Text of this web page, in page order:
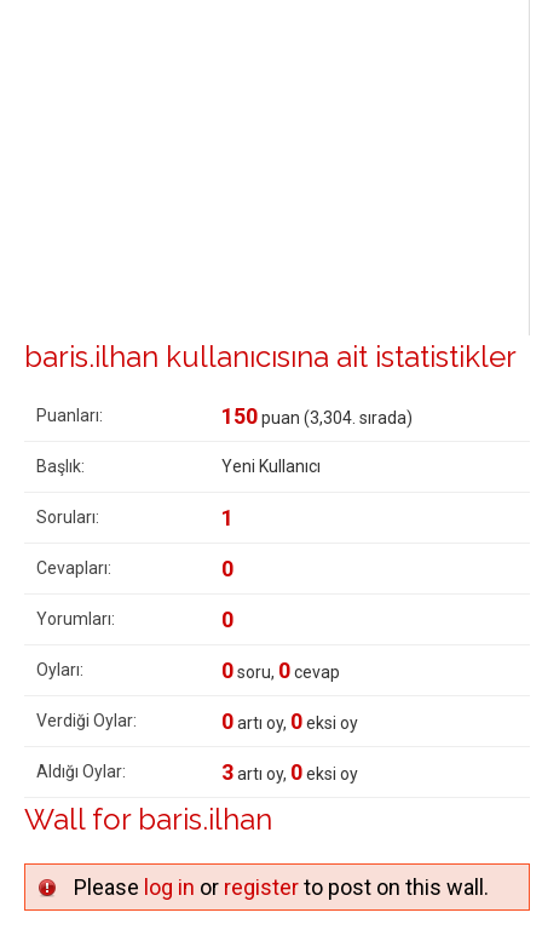
baris.ilhan kullanıcısına ait istatistikler
Puanları: 150puan (3,304 . sırada)
Başlık: Yeni Kullanıcı
Soruları: 1
Cevapları: 0
Yorumları: 0
Oyları: 0soru, 0cevap
Verdiği Oylar: 0artı oy, 0eksi oy
Aldığı Oylar: 3artı oy, 0eksi oy
Wall for baris.ilhan
Please log in or registerto post on this wall.